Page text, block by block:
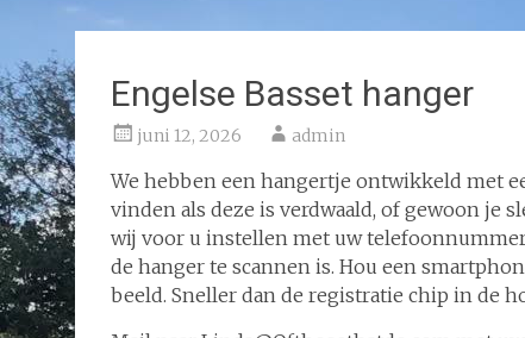
Engelse Basset hanger
juni 12, 2026 admin
We hebben een hangertje ontwikkeld met
vinden als deze is verdwaald, of gewoon je
wij voor u instellen met uw
de hanger te scannen is. Hou een
beeld. Sneller dan de registratie chip in de